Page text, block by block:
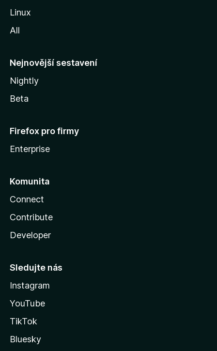
l
y
Linux
All
Nejnovější sestavení
Nightly
Beta
Firefox pro firmy
Enterprise
Komunita
Connect
Contribute
Developer
Sledujte nás
Instagram
YouTube
TikTok
Bluesky